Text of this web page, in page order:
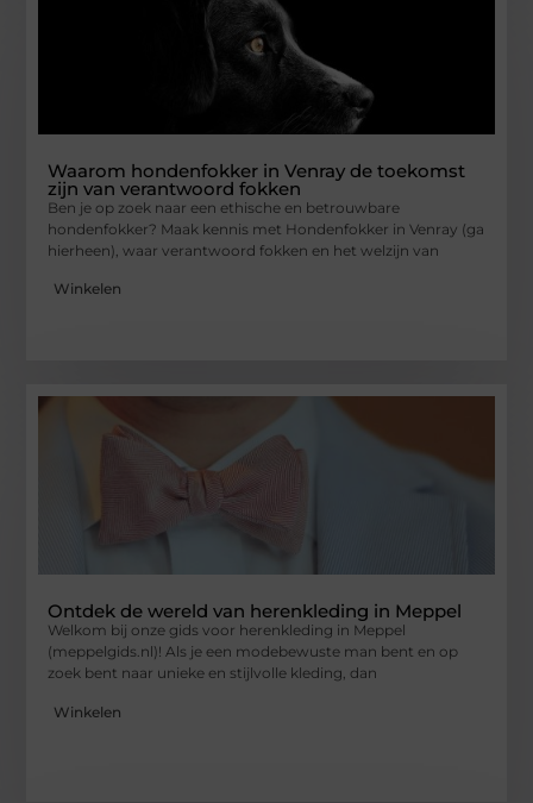
Waarom hondenfokker in Venray de toekomst
zijn van verantwoord fokken
Ben je op zoek naar een ethische en betrouwbare
hondenfokker? Maak kennis met Hondenfokker in Venray (ga
hierheen), waar verantwoord fokken en het welzijn van
Winkelen
Ontdek de wereld van herenkleding in Meppel
Welkom bij onze gids voor herenkleding in Meppel
(meppelgids.nl)! Als je een modebewuste man bent en op
zoek bent naar unieke en stijlvolle kleding, dan
Winkelen